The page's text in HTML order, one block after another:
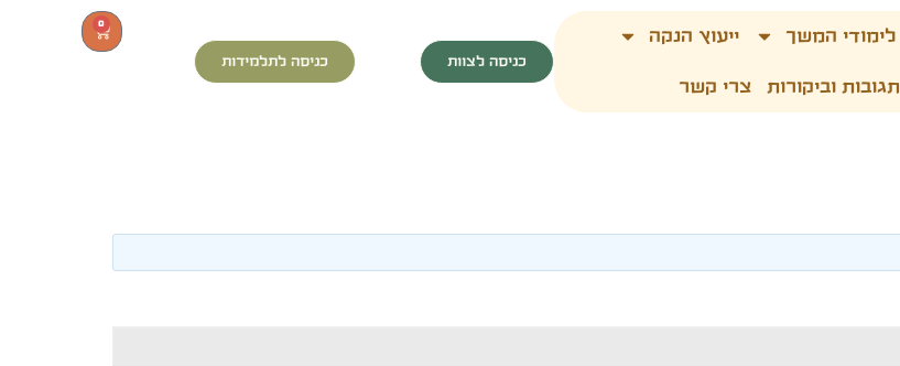
לימודי המשך ייעוץ הנקה
תגובות וביקורות צרי קשר
כניסה לצוות כניסה לתלמידות
0